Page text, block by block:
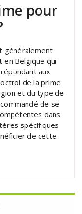
pour
généralement
en Belgique qui
aux
de la prime
et du type de
de se
dans
spécifiques
de cette